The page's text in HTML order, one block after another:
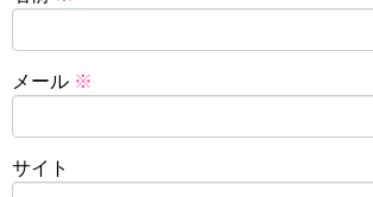
メール ※
サイト